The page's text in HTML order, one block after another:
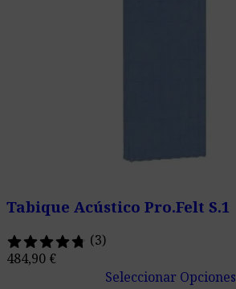
Tabique Acústico Pro.Felt S.1
(3)
484,90 €
Seleccionar Opciones